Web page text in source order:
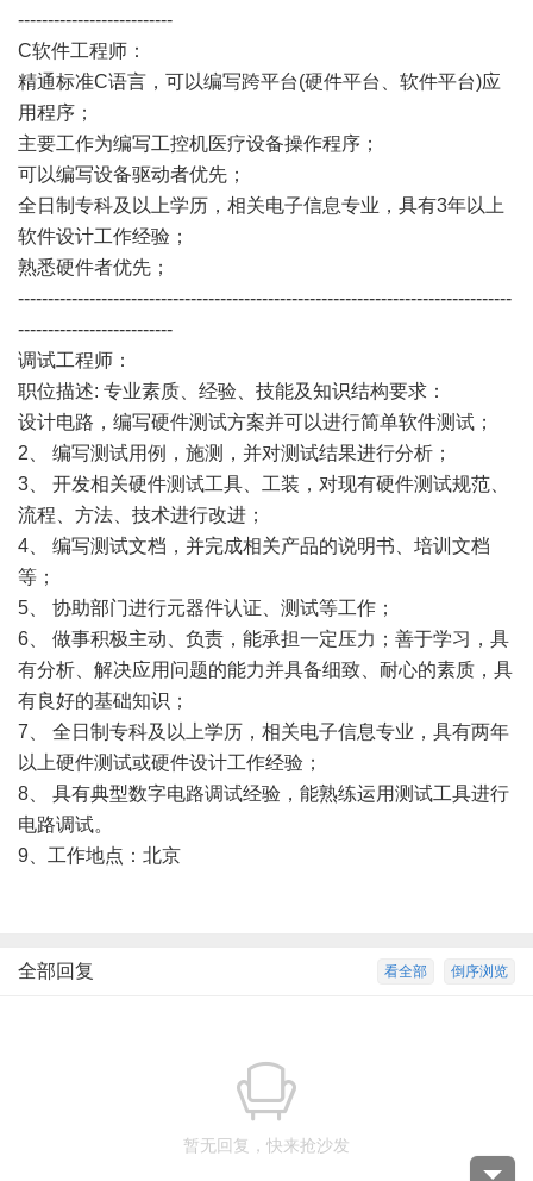
--------------------------
C软件工程师：
精通标准C语言，可以编写跨平台(硬件平台、软件平台)应
用程序；
主要工作为编写工控机医疗设备操作程序；
可以编写设备驱动者优先；
全日制专科及以上学历，相关电子信息专业，具有3年以上
软件设计工作经验；
熟悉硬件者优先；
-----------------------------------------------------------------------------------
--------------------------
调试工程师：
职位描述: 专业素质、经验、技能及知识结构要求：
设计电路，编写硬件测试方案并可以进行简单软件测试；
2、 编写测试用例，施测，并对测试结果进行分析；
3、 开发相关硬件测试工具、工装，对现有硬件测试规范、
流程、方法、技术进行改进；
4、 编写测试文档，并完成相关产品的说明书、培训文档
等；
5、 协助部门进行元器件认证、测试等工作；
6、 做事积极主动、负责，能承担一定压力；善于学习，具
有分析、解决应用问题的能力并具备细致、耐心的素质，具
有良好的基础知识；
7、 全日制专科及以上学历，相关电子信息专业，具有两年
以上硬件测试或硬件设计工作经验；
8、 具有典型数字电路调试经验，能熟练运用测试工具进行
电路调试。
9、工作地点：北京
倒序浏览
看全部
全部回复
暂无回复，快来抢沙发